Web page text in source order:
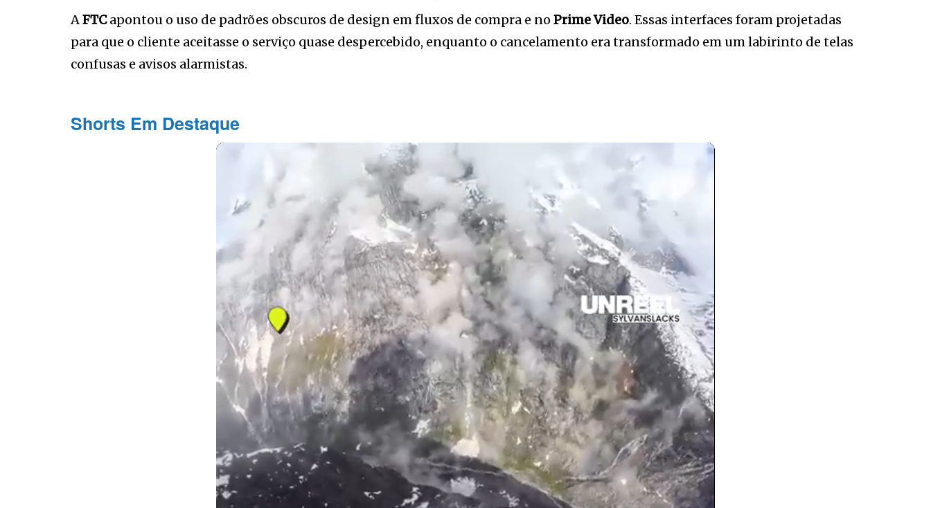
AFTCapontou o uso de padrões obscuros de design em fluxos de compra e no Prime Video. Essas interfaces foram projetadas
para que o cliente aceitasse o serviço quase despercebido, enquanto o cancelamento era transformado em um labirinto de telas
confusas e avisos alarmistas.
Shorts Em Destaque